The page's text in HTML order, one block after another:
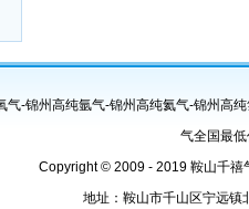
气-锦州高纯氩气-锦州高纯氦气-锦州高
气全国最
Copyright © 2009 - 2019 鞍山千禧
地址：鞍山市千山区宁远